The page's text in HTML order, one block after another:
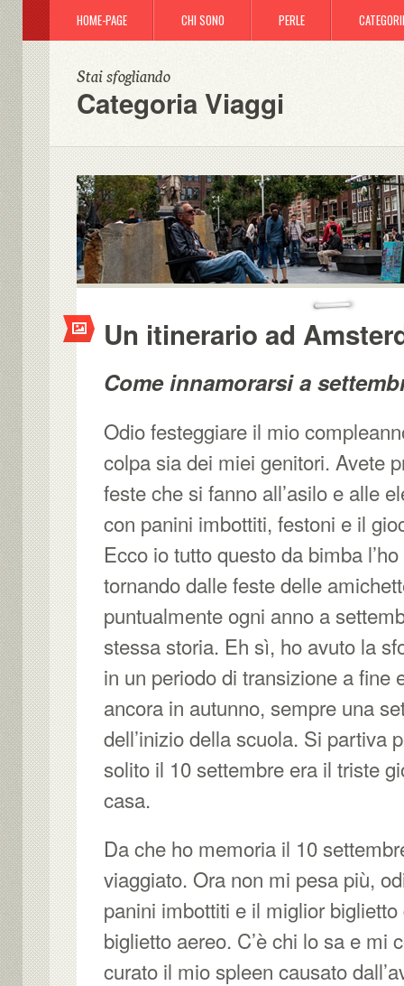
HOME-PAGE CHI SONO PERLE
Stai sfogliando
Categoria Viaggi
Un itinerario ad
Come innamorarsi a
Odio festeggiare il mio
colpa sia dei miei genitori. Avete
feste che si fanno all’asilo e alle
con panini imbottiti, festoni e il
Ecco io tutto questo da bimba
tornando dalle feste delle
puntualmente ogni anno a
stessa storia. Eh sì, ho avuto la
in un periodo di transizione a fine
ancora in autunno, sempre una
dell’inizio della scuola. Si partiva
solito il 10 settembre era il triste
casa.
Da che ho memoria il 10
viaggiato. Ora non mi pesa più,
panini imbottiti e il miglior biglietto
biglietto aereo. C’è chi lo sa e mi
curato il mio spleen causato